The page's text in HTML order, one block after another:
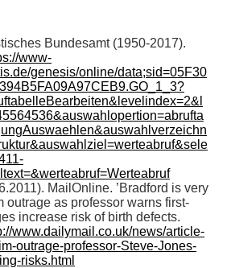
Bundesamt (1950-2017).
www-
genesis/online/data;sid=05F30
MailOnline. ’Bradford is very
outrage as professor warns first-
increase risk of birth defects.
www.dailymail.co.uk/news/article-
outrage-professor-Steve-Jones-
risks.html